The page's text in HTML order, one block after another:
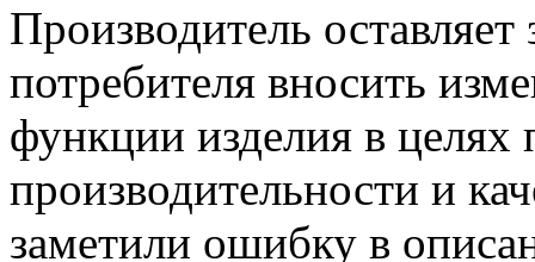
Производитель
потребителя вносить
функции изделия в
производительности и
заметили ошибку в